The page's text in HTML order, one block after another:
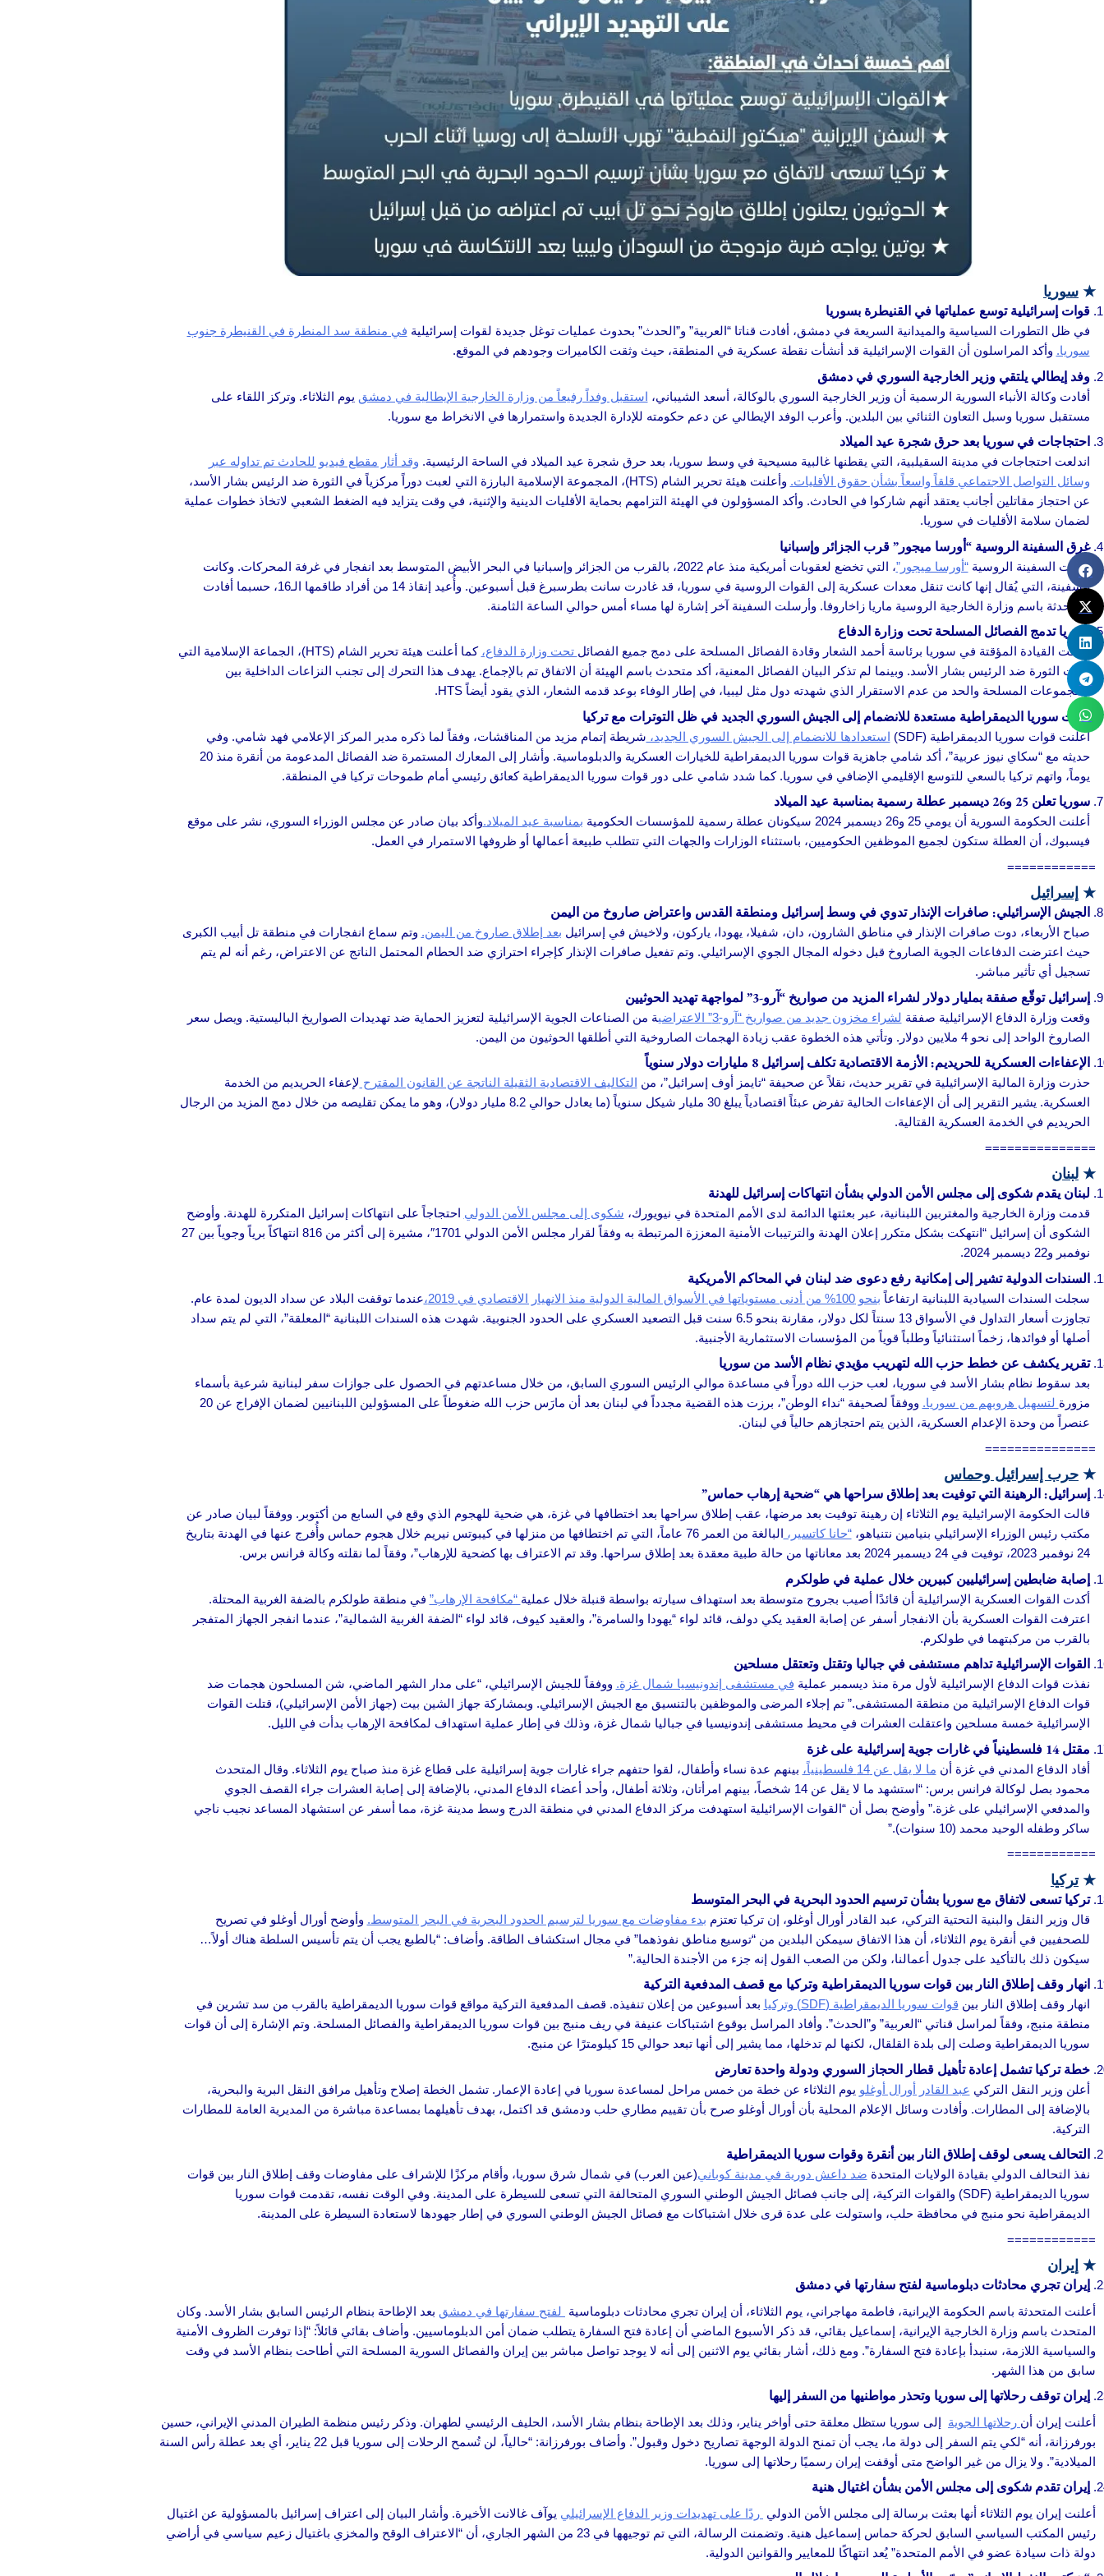
★ سوريا
قوات إسرائيلية توسع عملياتها في القنيطرة بسوريا
في ظل التطورات السياسية والميدانية السريعة في دمشق، أفادت قناتا “العربية” و”الحدث” بحدوث عمليات توغل جديدة لقوات إسرائيلية في منطقة سد المنطرة في القنيطرة جنوب
سوريا. وأكد المراسلون أن القوات الإسرائيلية قد أنشأت نقطة عسكرية في المنطقة، حيث وثقت الكاميرات وجودهم في الموقع.
وفد إيطالي يلتقي وزير الخارجية السوري في دمشق
أفادت وكالة الأنباء السورية الرسمية أن وزير الخارجية السوري بالوكالة، أسعد الشيباني، استقبل وفداً رفيعاً من وزارة الخارجية الإيطالية في دمشق يوم الثلاثاء. وتركز اللقاء على
مستقبل سوريا وسبل التعاون الثنائي بين البلدين. وأعرب الوفد الإيطالي عن دعم حكومته للإدارة الجديدة واستمرارها في الانخراط مع سوريا.
احتجاجات في سوريا بعد حرق شجرة عيد الميلاد
اندلعت احتجاجات في مدينة السقيلبية، التي يقطنها غالبية مسيحية في وسط سوريا، بعد حرق شجرة عيد الميلاد في الساحة الرئيسية. وقد أثار مقطع فيديو للحادث تم تداوله عبر
وسائل التواصل الاجتماعي قلقاً واسعاً بشأن حقوق الأقليات.
وأعلنت هيئة تحرير الشام (HTS)، المجموعة الإسلامية البارزة التي لعبت دوراً مركزياً في الثورة ضد الرئيس بشار الأسد،
عن احتجاز مقاتلين أجانب يعتقد أنهم شاركوا في الحادث. وأكد المسؤولون في الهيئة التزامهم بحماية الأقليات الدينية والإثنية، في وقت يتزايد فيه الضغط الشعبي لاتخاذ خطوات عملية
لضمان سلامة الأقليات في سوريا.
غرق السفينة الروسية “أورسا ميجور” قرب الجزائر وإسبانيا
غرقت السفينة الروسية“أورسا ميجور”
، التي تخضع لعقوبات أمريكية منذ عام 2022، بالقرب من الجزائر وإسبانيا في البحر الأبيض المتوسط بعد انفجار في غرفة المحركات. وكانت
السفينة، التي يُقال إنها كانت تنقل معدات عسكرية إلى القوات الروسية في سوريا، قد غادرت سانت بطرسبرغ قبل أسبوعين. وأُعيد إنقاذ 14 من أفراد طاقمها الـ16، حسبما أفادت
المتحدثة باسم وزارة الخارجية الروسية ماريا زاخاروفا. وأرسلت السفينة آخر إشارة لها مساء أمس حوالي الساعة الثامنة.
سوريا تدمج الفصائل المسلحة تحت وزارة الدفاع
اتفقت القيادة المؤقتة في سوريا برئاسة أحمد الشعار وقادة الفصائل المسلحة على دمج جميع الفصائل تحت وزارة الدفاع،
كما أعلنت هيئة تحرير الشام (HTS)، الجماعة الإسلامية التي
قادت الثورة ضد الرئيس بشار الأسد. وبينما لم تذكر البيان الفصائل المعنية، أكد متحدث باسم الهيئة أن الاتفاق تم بالإجماع. يهدف هذا التحرك إلى تجنب النزاعات الداخلية بين
المجموعات المسلحة والحد من عدم الاستقرار الذي شهدته دول مثل ليبيا، في إطار الوفاء بوعد قدمه الشعار، الذي يقود أيضاً HTS.
قوات سوريا الديمقراطية مستعدة للانضمام إلى الجيش السوري الجديد في ظل التوترات مع تركيا
أعلنت قوات سوريا الديمقراطية (SDF) استعدادها للانضمام إلى الجيش السوري الجديد، شريطة إتمام مزيد من المناقشات، وفقاً لما ذكره مدير المركز الإعلامي فهد شامي. وفي
حديثه مع “سكاي نيوز عربية”، أكد شامي جاهزية قوات سوريا الديمقراطية للخيارات العسكرية والدبلوماسية. وأشار إلى المعارك المستمرة ضد الفصائل المدعومة من أنقرة منذ 20
يوماً، واتهم تركيا بالسعي للتوسع الإقليمي الإضافي في سوريا. كما شدد شامي على دور قوات سوريا الديمقراطية كعائق رئيسي أمام طموحات تركيا في المنطقة.
سوريا تعلن 25 و26 ديسمبر عطلة رسمية بمناسبة عيد الميلاد
أعلنت الحكومة السورية أن يومي 25 و26 ديسمبر 2024 سيكونان عطلة رسمية للمؤسسات الحكومية بمناسبة عيد الميلاد.وأكد بيان صادر عن مجلس الوزراء السوري، نشر على موقع
فيسبوك، أن العطلة ستكون لجميع الموظفين الحكوميين، باستثناء الوزارات والجهات التي تتطلب طبيعة أعمالها أو ظروفها الاستمرار في العمل.
============
★ إسرائيل
الجيش الإسرائيلي: صافرات الإنذار تدوي في وسط إسرائيل ومنطقة القدس واعتراض صاروخ من اليمن
صباح الأربعاء، دوت صافرات الإنذار في مناطق الشارون، دان، شفيلا، يهودا، ياركون، ولاخيش في إسرائيل بعد إطلاق صاروخ من اليمن. وتم سماع انفجارات في منطقة تل أبيب الكبرى
حيث اعترضت الدفاعات الجوية الصاروخ قبل دخوله المجال الجوي الإسرائيلي. وتم تفعيل صافرات الإنذار كإجراء احترازي ضد الحطام المحتمل الناتج عن الاعتراض، رغم أنه لم يتم
تسجيل أي تأثير مباشر.
إسرائيل توقّع صفقة بمليار دولار لشراء المزيد من صواريخ “آرو-3” لمواجهة تهديد الحوثيين
وقعت وزارة الدفاع الإسرائيلية صفقة لشراء مخزون جديد من صواريخ “آرو-3” الاعتراضي
ة من الصناعات الجوية الإسرائيلية لتعزيز الحماية ضد تهديدات الصواريخ الباليستية. ويصل سعر
الصاروخ الواحد إلى نحو 4 ملايين دولار. وتأتي هذه الخطوة عقب زيادة الهجمات الصاروخية التي أطلقها الحوثيون من اليمن.
الإعفاءات العسكرية للحريديم: الأزمة الاقتصادية تكلف إسرائيل 8 مليارات دولار سنوياً
حذرت وزارة المالية الإسرائيلية في تقرير حديث، نقلاً عن صحيفة “تايمز أوف إسرائيل”، من التكاليف الاقتصادية الثقيلة الناتجة عن القانون المقترح لإعفاء الحريديم من الخدمة
العسكرية. يشير التقرير إلى أن الإعفاءات الحالية تفرض عبئاً اقتصادياً يبلغ 30 مليار شيكل سنوياً (ما يعادل حوالي 8.2 مليار دولار)، وهو ما يمكن تقليصه من خلال دمج المزيد من الرجال
الحريديم في الخدمة العسكرية القتالية.
===============
★ لبنان
لبنان يقدم شكوى إلى مجلس الأمن الدولي بشأن انتهاكات إسرائيل للهدنة
قدمت وزارة الخارجية والمغتربين اللبنانية، عبر بعثتها الدائمة لدى الأمم المتحدة في نيويورك، شكوى إلى مجلس الأمن الدولي احتجاجاً على انتهاكات إسرائيل المتكررة للهدنة. وأوضح
الشكوى أن إسرائيل “انتهكت بشكل متكرر إعلان الهدنة والترتيبات الأمنية المعززة المرتبطة به وفقاً لقرار مجلس الأمن الدولي 1701″، مشيرة إلى أكثر من 816 انتهاكاً برياً وجوياً بين 27
نوفمبر و22 ديسمبر 2024.
السندات الدولية تشير إلى إمكانية رفع دعوى ضد لبنان في المحاكم الأمريكية
سجلت السندات السيادية اللبنانية ارتفاعاً بنحو 100% من أدنى مستوياتها في الأسواق المالية الدولية منذ الانهيار الاقتصادي في 2019،
عندما توقفت البلاد عن سداد الديون لمدة عام.
تجاوزت أسعار التداول في الأسواق 13 سنتاً لكل دولار، مقارنة بنحو 6.5 سنت قبل التصعيد العسكري على الحدود الجنوبية. شهدت هذه السندات اللبنانية “المعلقة”، التي لم يتم سداد
أصلها أو فوائدها، زخماً استثنائياً وطلباً قوياً من المؤسسات الاستثمارية الأجنبية.
تقرير يكشف عن خطط حزب الله لتهريب مؤيدي نظام الأسد من سوريا
بعد سقوط نظام بشار الأسد في سوريا، لعب حزب الله دوراً في مساعدة موالي الرئيس السوري السابق، من خلال مساعدتهم في الحصول على جوازات سفر لبنانية شرعية بأسماء
مزورة لتسهيل هروبهم من سوريا.
ووفقاً لصحيفة “نداء الوطن”، برزت هذه القضية مجدداً في لبنان بعد أن مارَس حزب الله ضغوطاً على المسؤولين اللبنانيين لضمان الإفراج عن 20
عنصراً من وحدة الإعدام العسكرية، الذين يتم احتجازهم حالياً في لبنان.
===============
★ حرب إسرائيل وحماس
إسرائيل: الرهينة التي توفيت بعد إطلاق سراحها هي “ضحية إرهاب حماس”
قالت الحكومة الإسرائيلية يوم الثلاثاء إن رهينة توفيت بعد مرضها، عقب إطلاق سراحها بعد اختطافها في غزة، هي ضحية للهجوم الذي وقع في السابع من أكتوبر. ووفقاً لبيان صادر عن
مكتب رئيس الوزراء الإسرائيلي بنيامين نتنياهو،“حانا كاتسير،
البالغة من العمر 76 عاماً، التي تم اختطافها من منزلها في كيبوتس نيريم خلال هجوم حماس وأُفرج عنها في الهدنة بتاريخ
24 نوفمبر 2023، توفيت في 24 ديسمبر 2024 بعد معاناتها من حالة طبية معقدة بعد إطلاق سراحها. وقد تم الاعتراف بها كضحية للإرهاب”، وفقاً لما نقلته وكالة فرانس برس.
إصابة ضابطين إسرائيليين كبيرين خلال عملية في طولكرم
أكدت القوات العسكرية الإسرائيلية أن قائدًا أصيب بجروح متوسطة بعد استهداف سيارته بواسطة قنبلة خلال عملية “مكافحة الإرهاب” في منطقة طولكرم بالضفة الغربية المحتلة.
اعترفت القوات العسكرية بأن الانفجار أسفر عن إصابة العقيد يكي دولف، قائد لواء “يهودا والسامرة”، والعقيد كيوف، قائد لواء “الضفة الغربية الشمالية”، عندما انفجر الجهاز المتفجر
بالقرب من مركبتهما في طولكرم.
القوات الإسرائيلية تداهم مستشفى في جباليا وتقتل وتعتقل مسلحين
نفذت قوات الدفاع الإسرائيلية لأول مرة منذ ديسمبر عملية في مستشفى إندونيسيا شمال غزة. ووفقاً للجيش الإسرائيلي، “على مدار الشهر الماضي، شن المسلحون هجمات ضد
قوات الدفاع الإسرائيلية من منطقة المستشفى.” تم إجلاء المرضى والموظفين بالتنسيق مع الجيش الإسرائيلي. وبمشاركة جهاز الشين بيت (جهاز الأمن الإسرائيلي)، قتلت القوات
الإسرائيلية خمسة مسلحين واعتقلت العشرات في محيط مستشفى إندونيسيا في جباليا شمال غزة، وذلك في إطار عملية استهداف لمكافحة الإرهاب بدأت في الليل.
مقتل 14 فلسطينياً في غارات جوية إسرائيلية على غزة
أفاد الدفاع المدني في غزة أن ما لا يقل عن 14 فلسطينياً،
بينهم عدة نساء وأطفال، لقوا حتفهم جراء غارات جوية إسرائيلية على قطاع غزة منذ صباح يوم الثلاثاء. وقال المتحدث
محمود بصل لوكالة فرانس برس: “استشهد ما لا يقل عن 14 شخصاً، بينهم امرأتان، وثلاثة أطفال، وأحد أعضاء الدفاع المدني، بالإضافة إلى إصابة العشرات جراء القصف الجوي
والمدفعي الإسرائيلي على غزة.” وأوضح بصل أن “القوات الإسرائيلية استهدفت مركز الدفاع المدني في منطقة الدرج وسط مدينة غزة، مما أسفر عن استشهاد المساعد نجيب ناجي
ساكر وطفله الوحيد محمد (10 سنوات).”
============
★تركيا
تركيا تسعى لاتفاق مع سوريا بشأن ترسيم الحدود البحرية في البحر المتوسط
قال وزير النقل والبنية التحتية التركي، عبد القادر أورال أوغلو، إن تركيا تعتزم بدء مفاوضات مع سوريا لترسيم الحدود البحرية في البحر المتوسط. وأوضح أورال أوغلو في تصريح
للصحفيين في أنقرة يوم الثلاثاء، أن هذا الاتفاق سيمكن البلدين من “توسيع مناطق نفوذهما” في مجال استكشاف الطاقة. وأضاف: “بالطبع يجب أن يتم تأسيس السلطة هناك أولاً…
سيكون ذلك بالتأكيد على جدول أعمالنا، ولكن من الصعب القول إنه جزء من الأجندة الحالية.”
انهار وقف إطلاق النار بين قوات سوريا الديمقراطية وتركيا مع قصف المدفعية التركية
انهار وقف إطلاق النار بين قوات سوريا الديمقراطية (SDF) وتركيا
بعد أسبوعين من إعلان تنفيذه. قصف المدفعية التركية مواقع قوات سوريا الديمقراطية بالقرب من سد تشرين في
منطقة منبج، وفقاً لمراسل قناتي “العربية” و”الحدث”. وأفاد المراسل بوقوع اشتباكات عنيفة في ريف منبج بين قوات سوريا الديمقراطية والفصائل المسلحة. وتم الإشارة إلى أن قوات
سوريا الديمقراطية وصلت إلى بلدة القلقال، لكنها لم تدخلها، مما يشير إلى أنها تبعد حوالي 15 كيلومترًا عن منبج.
خطة تركيا تشمل إعادة تأهيل قطار الحجاز السوري ودولة واحدة تعارض
أعلن وزير النقل التركي عبد القادر أورال أوغلو يوم الثلاثاء عن خطة من خمس مراحل لمساعدة سوريا في إعادة الإعمار. تشمل الخطة إصلاح وتأهيل مرافق النقل البرية والبحرية،
بالإضافة إلى المطارات. وأفادت وسائل الإعلام المحلية بأن أورال أوغلو صرح بأن تقييم مطاري حلب ودمشق قد اكتمل، بهدف تأهيلهما بمساعدة مباشرة من المديرية العامة للمطارات
التركية.
التحالف يسعى لوقف إطلاق النار بين أنقرة وقوات سوريا الديمقراطية
نفذ التحالف الدولي بقيادة الولايات المتحدة ضد داعش دورية في مدينة كوباني(عين العرب) في شمال شرق سوريا، وأقام مركزًا للإشراف على مفاوضات وقف إطلاق النار بين قوات
سوريا الديمقراطية (SDF) والقوات التركية، إلى جانب فصائل الجيش الوطني السوري المتحالفة التي تسعى للسيطرة على المدينة. وفي الوقت نفسه، تقدمت قوات سوريا
الديمقراطية نحو منبج في محافظة حلب، واستولت على عدة قرى خلال اشتباكات مع فصائل الجيش الوطني السوري في إطار جهودها لاستعادة السيطرة على المدينة.
============
★ إيران
إيران تجري محادثات دبلوماسية لفتح سفارتها في دمشق
أعلنت المتحدثة باسم الحكومة الإيرانية، فاطمة مهاجراني، يوم الثلاثاء، أن إيران تجري محادثات دبلوماسية لفتح سفارتها في دمشق بعد الإطاحة بنظام الرئيس السابق بشار الأسد. وكان
المتحدث باسم وزارة الخارجية الإيرانية، إسماعيل بقائي، قد ذكر الأسبوع الماضي أن إعادة فتح السفارة يتطلب ضمان أمن الدبلوماسيين. وأضاف بقائي قائلاً: “إذا توفرت الظروف الأمنية
والسياسية اللازمة، سنبدأ بإعادة فتح السفارة”. ومع ذلك، أشار بقائي يوم الاثنين إلى أنه لا يوجد تواصل مباشر بين إيران والفصائل السورية المسلحة التي أطاحت بنظام الأسد في وقت
سابق من هذا الشهر.
إيران توقف رحلاتها إلى سوريا وتحذر مواطنيها من السفر إليها
أعلنت إيران أن رحلاتها الجوية إلى سوريا ستظل معلقة حتى أواخر يناير، وذلك بعد الإطاحة بنظام بشار الأسد، الحليف الرئيسي لطهران. وذكر رئيس منظمة الطيران المدني الإيراني، حسين
بورفرزانة، أنه “لكي يتم السفر إلى دولة ما، يجب أن تمنح الدولة الوجهة تصاريح دخول وقبول”. وأضاف بورفرزانة: “حالياً، لن تُسمح الرحلات إلى سوريا قبل 22 يناير، أي بعد عطلة رأس السنة
الميلادية”. ولا يزال من غير الواضح متى أوقفت إيران رسميًا رحلاتها إلى سوريا.
إيران تقدم شكوى إلى مجلس الأمن بشأن اغتيال هنية
أعلنت إيران يوم الثلاثاء أنها بعثت برسالة إلى مجلس الأمن الدولي ردًا على تهديدات وزير الدفاع الإسرائيلي يوآف غالانت الأخيرة. وأشار البيان إلى اعتراف إسرائيل بالمسؤولية عن اغتيال
رئيس المكتب السياسي السابق لحركة حماس إسماعيل هنية. وتضمنت الرسالة، التي تم توجيهها في 23 من الشهر الجاري، أن “الاعتراف الوقح والمخزي باغتيال زعيم سياسي في أراضي
دولة ذات سيادة عضو في الأمم المتحدة” يُعد انتهاكًا للمعايير والقوانين الدولية.